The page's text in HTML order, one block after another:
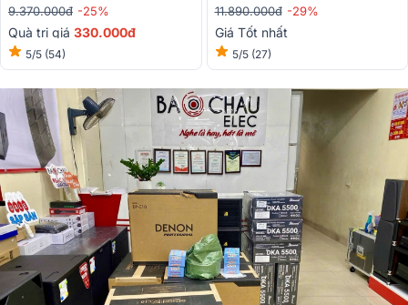
9.370.000đ -25%
Quà trị giá 330.000đ
5/5 (54)
11.890.000đ -29%
Giá Tốt nhất
5/5 (27)